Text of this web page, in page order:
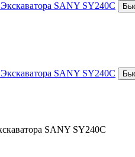
SANY SY240C